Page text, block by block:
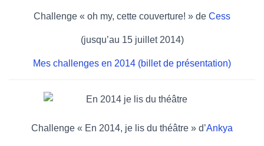
Challenge « oh my, cette couverture! » de Cess
(jusqu’au 15 juillet 2014)
Mes challenges en 2014 (billet de présentation)
Challenge « En 2014, je lis du théâtre » d’Ankya